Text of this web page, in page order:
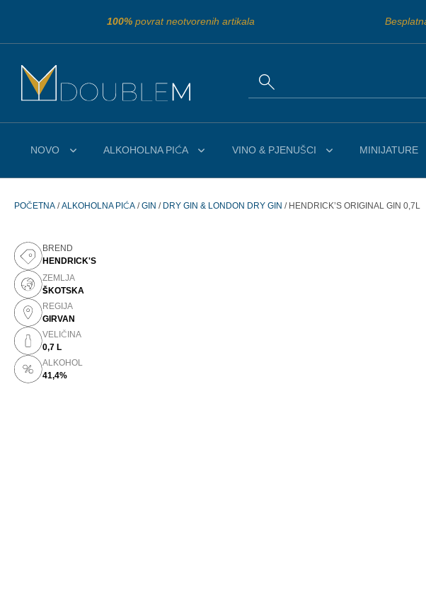
100%povrat neotvorenih artikala
NOVO ALKOHOLNA PIĆA VINO & PJENUŠCI MINIJATURE
POČETNA /ALKOHOLNA PIĆA /GIN / DRY GIN & LONDON DRY GIN / HENDRICK’S ORIGINAL GIN 0,7L
BREND
HENDRICK'S
ZEMLJA
ŠKOTSKA
REGIJA
GIRVAN
VELIČINA
0,7 L
ALKOHOL
41,4%